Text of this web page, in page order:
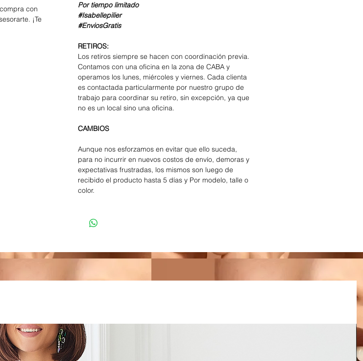
con
¡Te
Por tiempo limitado
#Isabellepilier
#EnviosGratis
RETIROS:
Los retiros siempre se hacen con coordinación previa.
Contamos con una oficina en la zona de CABA y
operamos los lunes, miércoles y viernes. Cada clienta
es contactada particularmente por nuestro grupo de
trabajo para coordinar su retiro, sin excepción, ya que
no es un local sino una oficina.
CAMBIOS
Aunque nos esforzamos en evitar que ello suceda,
para no incurrir en nuevos costos de envío, demoras y
expectativas frustradas, los mismos son luego de
recibido el producto hasta 5 días y Por modelo, talle o
color.